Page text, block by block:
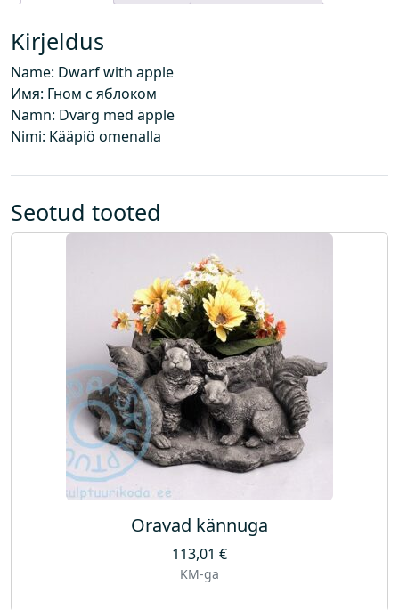
n
a
g
a
k
o
g
s
Kirjeldus
Name: Dwarf with apple
Имя: Гном с яблоком
Namn: Dvärg med äpple
Nimi: Kääpiö omenalla
Seotud tooted
Oravad kännuga
113,01 €
KM-ga